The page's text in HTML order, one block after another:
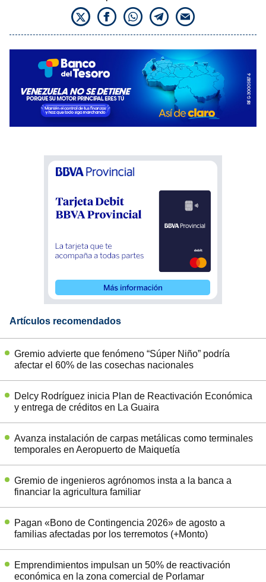
Artículos recomendados
Gremio advierte que fenómeno “Súper Niño” podría
afectar el 60% de las cosechas nacionales
Delcy Rodríguez inicia Plan de Reactivación Económica
y entrega de créditos en La Guaira
Avanza instalación de carpas metálicas como terminales
temporales en Aeropuerto de Maiquetía
Gremio de ingenieros agrónomos insta a la banca a
financiar la agricultura familiar
Pagan «Bono de Contingencia 2026» de agosto a
familias afectadas por los terremotos (+Monto)
Emprendimientos impulsan un 50% de reactivación
económica en la zona comercial de Porlamar